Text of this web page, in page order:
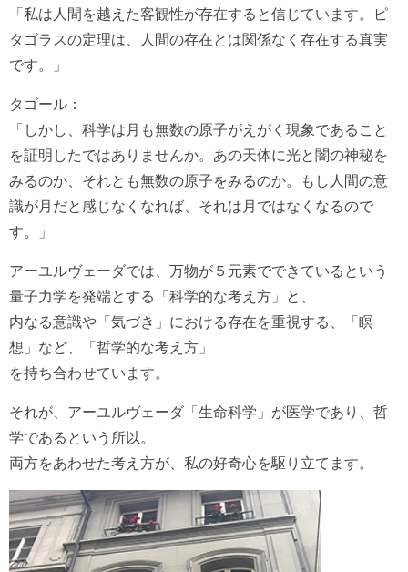
「私は人間を越えた客観性が存在すると信じています。ピ
タゴラスの定理は、人間の存在とは関係なく存在する真実
です。」
タゴール：
「しかし、科学は月も無数の原子がえがく現象であること
を証明したではありませんか。あの天体に光と闇の神秘を
みるのか、それとも無数の原子をみるのか。もし人間の意
識が月だと感じなくなれば、それは月ではなくなるので
す。」
アーユルヴェーダでは、万物が５元素でできているという
量子力学を発端とする「科学的な考え方」と、
内なる意識や「気づき」における存在を重視する、「瞑
想」など、「哲学的な考え方」
を持ち合わせています。
それが、アーユルヴェーダ「生命科学」が医学であり、哲
学であるという所以。
両方をあわせた考え方が、私の好奇心を駆り立てます。